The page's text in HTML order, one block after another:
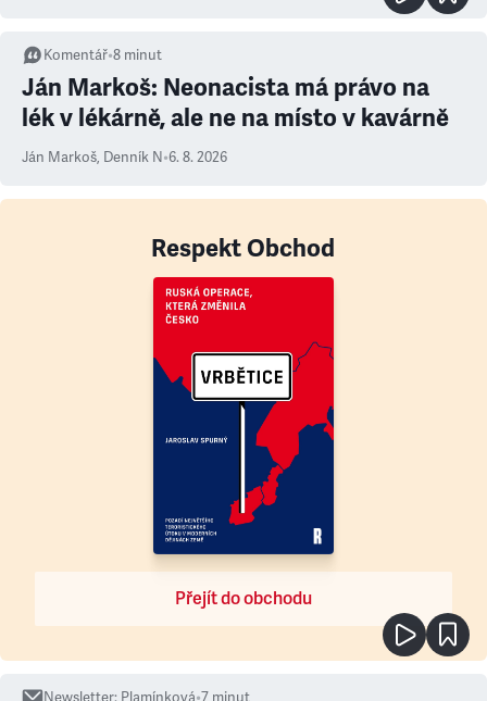
Komentář•8 minut
Ján Markoš: Neonacista má právo na
lék v lékárně, ale ne na místo v kavárně
Ján Markoš, Denník N•6. 8. 2026
Respekt Obchod
Přejít do obchodu